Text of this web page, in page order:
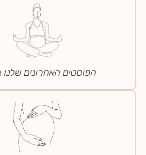
הפוסטים האחרונים שלנו